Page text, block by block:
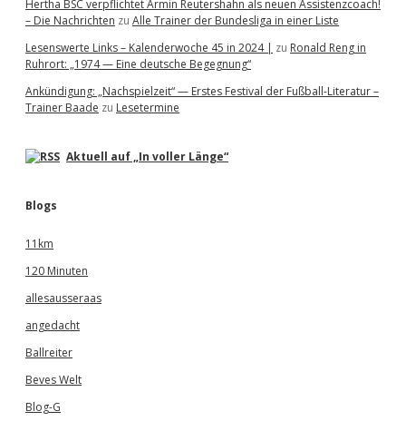
Hertha BSC verpflichtet Armin Reutershahn als neuen Assistenzcoach!
– Die Nachrichten zu Alle Trainer der Bundesliga in einer Liste
Lesenswerte Links – Kalenderwoche 45 in 2024 | zu Ronald Reng in
Ruhrort: „1974 — Eine deutsche Begegnung“
Ankündigung: „Nachspielzeit“ — Erstes Festival der Fußball-Literatur –
Trainer Baade zu Lesetermine
Aktuell auf „In voller Länge“
Blogs
11km
120 Minuten
allesausseraas
angedacht
Ballreiter
Beves Welt
Blog-G